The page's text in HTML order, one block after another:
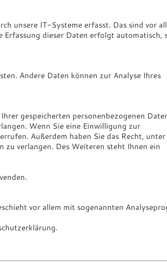
unsere IT-Systeme erfasst. Das sind vor
dieser Daten erfolgt automatisch,
Andere Daten können zur Analyse Ihres
gespeicherten personenbezogenen
Wenn Sie eine Einwilligung zur
Außerdem haben Sie das Recht, unter
zu verlangen. Des Weiteren steht Ihnen ein
vor allem mit sogenannten